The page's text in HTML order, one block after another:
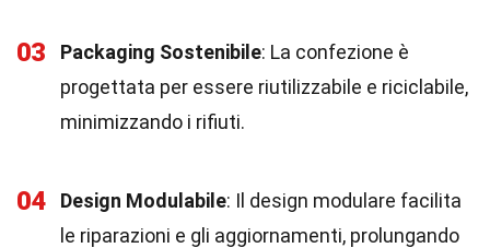
03 Packaging Sostenibile: La confezione è
progettata per essere riutilizzabile e riciclabile,
minimizzando i rifiuti.
04 Design Modulabile: Il design modulare facilita
le riparazioni e gli aggiornamenti, prolungando